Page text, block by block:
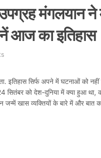
मंगलयान ने
आज का इतिहास
इतिहास सिर्फ अपने में घटनाओं को
को देश-दुनिया में क्या हुआ था,
खास व्यक्तियों के बारे में और बात